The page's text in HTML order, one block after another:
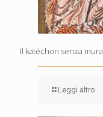
Il katéchon senza mura
Leggi altro